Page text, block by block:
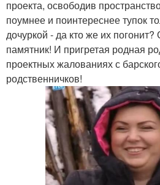
проекта, освободив
поумнее и поинтереснее тупок
дочуркой - да кто же их
памятник! И пригретая родная
проектных жалованиях с
родственничков!